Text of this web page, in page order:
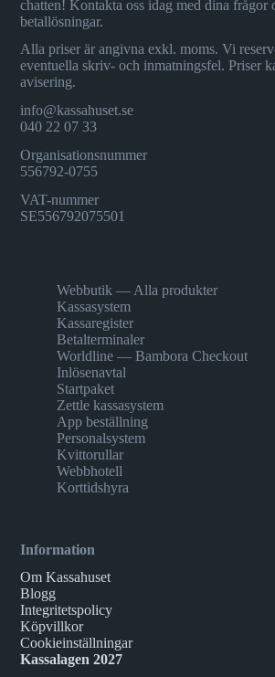
chatten! Kontakta oss idag med dina frågor
betallösningar.
Alla priser är angivna exkl. moms. Vi
eventuella skriv- och inmatningsfel. Priser
avisering.
info@kassahuset.se
040 22 07 33
Organisationsnummer
556792-0755
VAT-nummer
SE556792075501
Webbutik — Alla produkter
Kassasystem
Kassaregister
Betalterminaler
Worldline — Bambora Checkout
Inlösenavtal
Startpaket
Zettle kassasystem
App beställning
Personalsystem
Kvittorullar
Webbhotell
Korttidshyra
Information
Om Kassahuset
Blogg
Integritetspolicy
Köpvillkor
Cookieinställningar
Kassalagen 2027